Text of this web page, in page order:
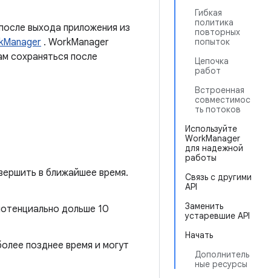
Гибкая
политика
повторных
попыток
Цепочка
работ
Встроенная
совместимос
ть потоков
Используйте
WorkManager
для надежной
работы
Связь с другими
API
Заменить
устаревшие API
Начать
Дополнитель
ные ресурсы
выхода приложения из
. WorkManager
сохраняться после
в ближайшее время.
дольше 10
позднее время и могут